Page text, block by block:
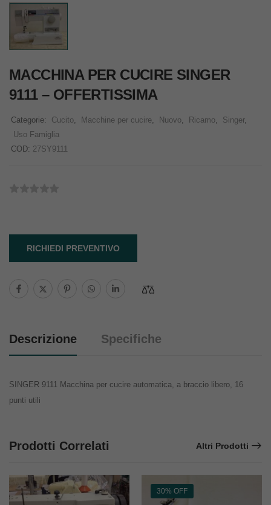
MACCHINA PER CUCIRE SINGER
9111 – OFFERTISSIMA
Categorie: Cucito, Macchine per cucire, Nuovo, Ricamo, Singer,
Uso Famiglia
COD: 27SY9111
RICHIEDI PREVENTIVO
Descrizione Specifiche
SINGER 9111 Macchina per cucire automatica, a braccio libero, 16
punti utili
Prodotti Correlati Altri Prodotti
30% OFF